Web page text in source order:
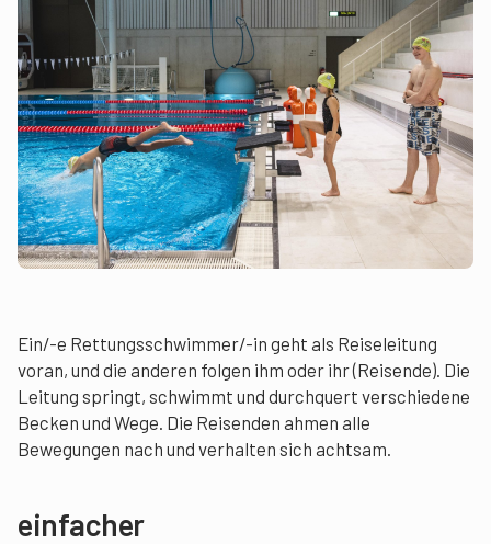
Ein/-e Rettungsschwimmer/-in geht als Reiseleitung
voran, und die anderen folgen ihm oder ihr (Reisende). Die
Leitung springt, schwimmt und durchquert verschiedene
Becken und Wege. Die Reisenden ahmen alle
Bewegungen nach und verhalten sich achtsam.
einfacher